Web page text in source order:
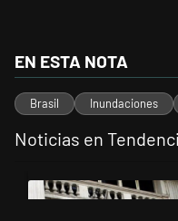
EN ESTA NOTA
Brasil Inundaciones
Noticias en
Un artículo de tendencia